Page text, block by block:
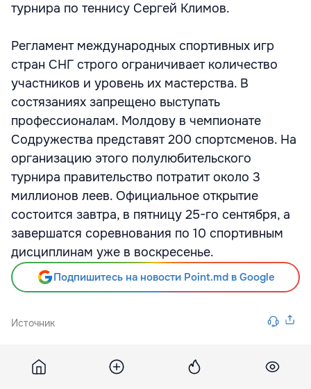
турнира по теннису Сергей Климов.
Регламент международных спортивных игр
стран СНГ строго ограничивает количество
участников и уровень их мастерства. В
состязаниях запрещено выступать
профессионалам. Молдову в чемпионате
Содружества представят 200 спортсменов. На
организацию этого полулюбительского
турнира правительство потратит около 3
миллионов леев. Официальное открытие
состоится завтра, в пятницу 25-го сентября, а
завершатся соревнования по 10 спортивным
дисциплинам уже в воскресенье.
Подпишитесь на новости Point.md в Google
Источник